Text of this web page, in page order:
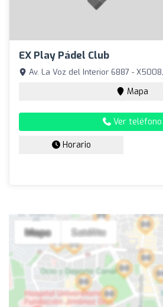
EX Play Pádel Club
Av. La Voz del Interior 6887 -
Mapa
Ver teléfono
Horario